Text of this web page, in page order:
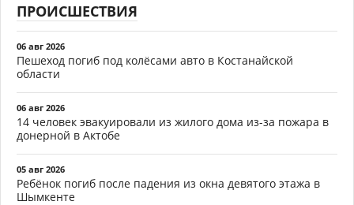
ПРОИСШЕСТВИЯ
06 авг 2026
Пешеход погиб под колёсами авто в Костанайской
области
06 авг 2026
14 человек эвакуировали из жилого дома из-за пожара в
донерной в Актобе
05 авг 2026
Ребёнок погиб после падения из окна девятого этажа в
Шымкенте